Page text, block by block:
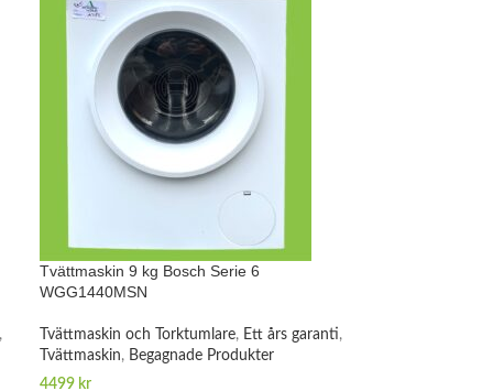
,
Tvättmaskin 9 kg Bosch Serie 6
WGG1440MSN
Tvättmaskin och Torktumlare, Ett års garanti,
Tvättmaskin, Begagnade Produkter
4499 kr